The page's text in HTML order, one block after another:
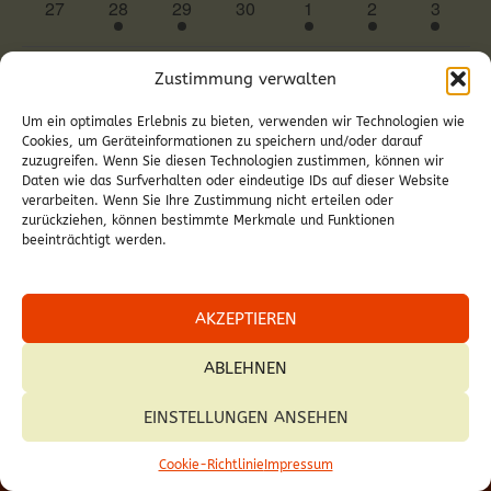
Zustimmung verwalten
Um ein optimales Erlebnis zu bieten, verwenden wir Technologien wie
Cookies, um Geräteinformationen zu speichern und/oder darauf
zuzugreifen. Wenn Sie diesen Technologien zustimmen, können wir
Daten wie das Surfverhalten oder eindeutige IDs auf dieser Website
verarbeiten. Wenn Sie Ihre Zustimmung nicht erteilen oder
zurückziehen, können bestimmte Merkmale und Funktionen
beeinträchtigt werden.
AKZEPTIEREN
ABLEHNEN
EINSTELLUNGEN ANSEHEN
Cookie-Richtlinie Impressum
0
Veranstaltungen
27
1
Veranstaltung
28
1
Veranstaltung
29
0
Veranstaltungen
30
2
Veranstaltungen
1
2
2
4
3
Dieser Monat Mai
KALENDER ABONNIEREN
© 2026 Pfarre Deutschkreutz.